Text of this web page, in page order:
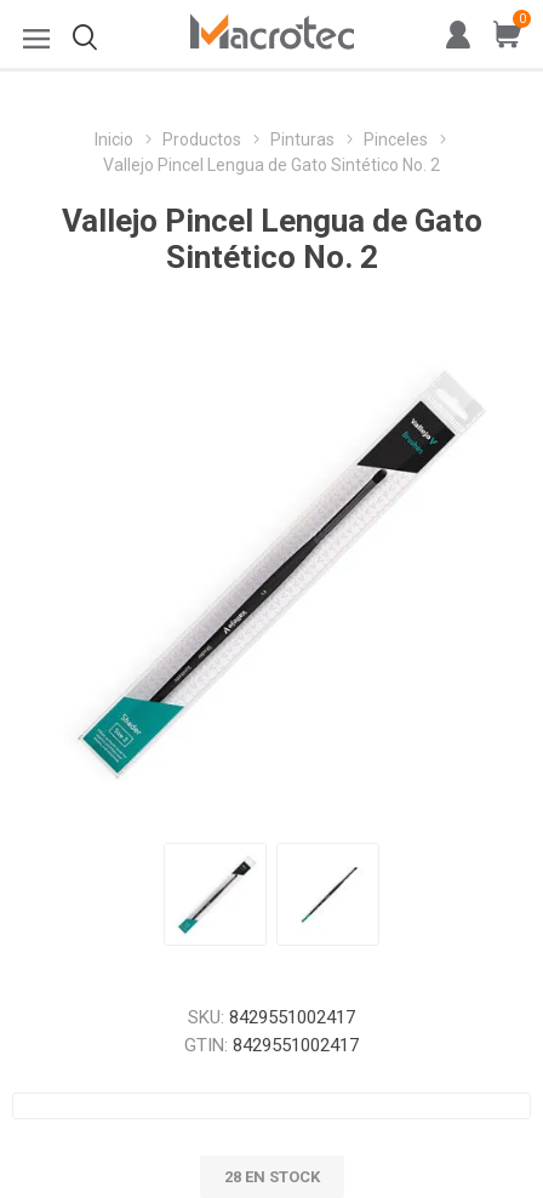
0
Inicio Productos Pinturas
Pinceles
Vallejo Pincel Lengua de Gato Sintético No. 2
Vallejo Pincel Lengua de Gato
Sintético No. 2
SKU: 8429551002417
GTIN: 8429551002417
28 EN STOCK